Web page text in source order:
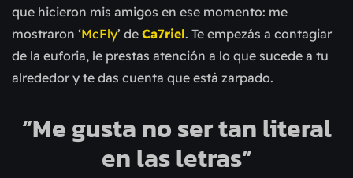
que hicieron mis amigos en ese momento: me
mostraron ‘McFly’ de Ca7riel. Te empezás a contagiar
de la euforia, le prestas atención a lo que sucede a tu
alrededor y te das cuenta que está zarpado.
“Me gusta no ser tan literal
en las letras”